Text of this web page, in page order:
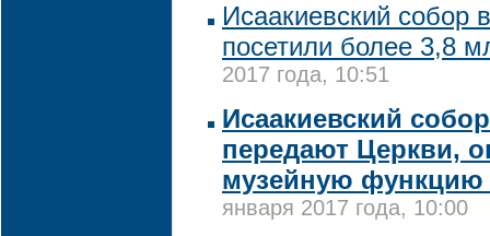
Исаакиевский собор
посетили более 3,8
2017 года, 10:51
Исаакиевский
передают Церкви,
музейную
января 2017 года, 10:00